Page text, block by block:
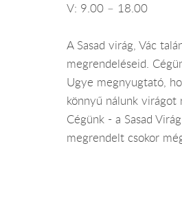
V: 9.00 – 18.00
A Sasad virág, Vác
megrendeléseid.
Ugye megnyugtató,
könnyű nálunk virágot
Cégünk - a Sasad
megrendelt csokor